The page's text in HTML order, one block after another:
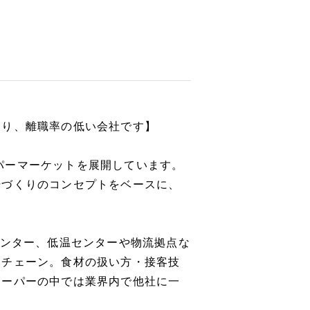
、離職率の低い会社です】
マーケットを展開しています。
くりのコンセプトをベースに、
ター、低温センターや物流拠点な
ェーン。食材の扱い方・接客技
パーの中では業界内で他社に一